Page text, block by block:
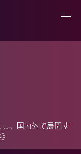
、国内外で展開す